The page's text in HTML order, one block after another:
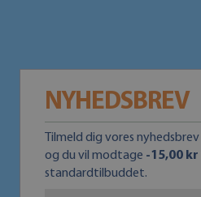
NYHEDSBREV
Tilmeld dig vores nyhedsbrev
og du vil modtage -15,00 kr
standardtilbuddet.